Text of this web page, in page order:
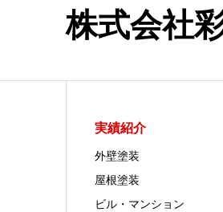
株式会社
実績紹介
外壁塗装
屋根塗装
ビル・マンション